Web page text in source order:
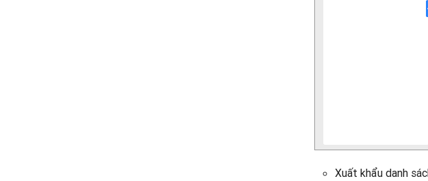
Xuất khẩu danh